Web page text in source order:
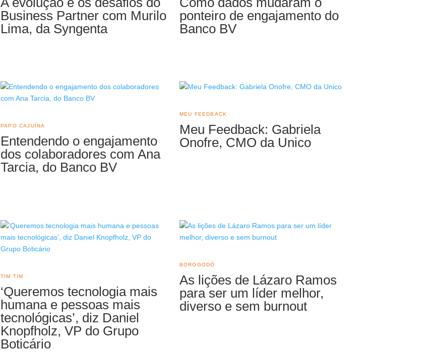
Business Partner com Murilo
Lima, da Syngenta
ponteiro de engajamento do
Banco BV
Entendendo o engajamento
dos colaboradores com Ana
Tarcia, do Banco BV
PAPO CAJUÍNA
Meu Feedback: Gabriela
Onofre, CMO da Unico
MEU FEEDBACK
‘Queremos tecnologia mais
humana e pessoas mais
tecnológicas’, diz Daniel
Knopfholz, VP do Grupo
Boticário
TIM TIM
As lições de Lázaro Ramos
para ser um líder melhor,
diverso e sem burnout
BOROGODÓ